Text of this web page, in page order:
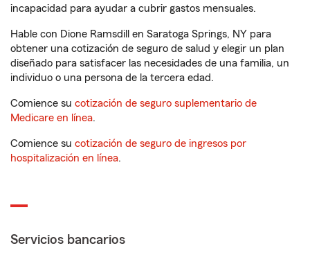
incapacidad para ayudar a cubrir gastos mensuales.
Hable con Dione Ramsdill en Saratoga Springs, NY para
obtener una cotización de seguro de salud y elegir un plan
diseñado para satisfacer las necesidades de una familia, un
individuo o una persona de la tercera edad.
Comience su cotización de seguro suplementario de
Medicare en línea.
Comience su cotización de seguro de ingresos por
hospitalización en línea.
Servicios bancarios